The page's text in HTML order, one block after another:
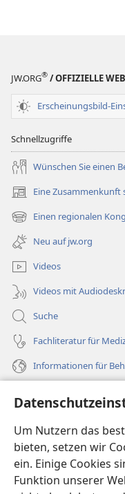
Um Nutzern das
bieten, setzen wir
ein. Einige Cookies
Funktion unserer
JW.ORG® / OFFIZIELLE
Erscheinungsbild-
Schnellzugriffe
Wünschen Sie einen
Eine Zusammenkunft
(öffnet
neues
Fenster)
Einen regionalen
(öffnet
neues
Fenster)
Neu auf jw.org
Videos
Videos mit
Suche
Fachliteratur für
Informationen für
Spenden
(öffnet
neues
Fenster)Wachtturm ONLINE-
(öffnet
neues
®